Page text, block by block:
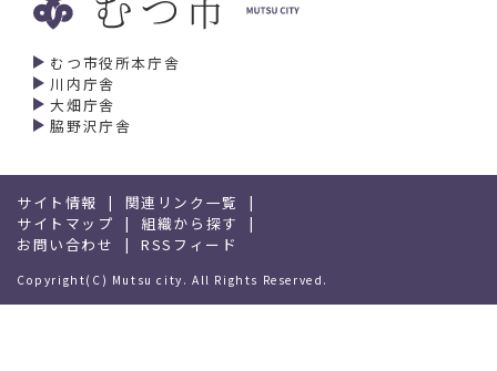
むつ市役所本庁舎
川内庁舎
大畑庁舎
脇野沢庁舎
サイト情報
関連リンク一覧
サイトマップ
組織から探す
お問い合わせ
RSSフィード
Copyright(C) Mutsu city. All Rights Reserved.